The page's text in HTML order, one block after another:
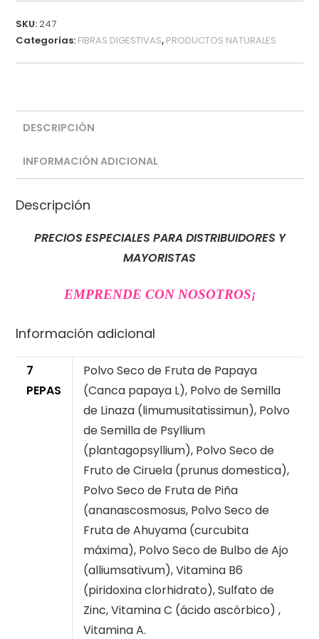
SKU:247
Categorías: FIBRAS DIGESTIVAS, PRODUCTOS NATURALES
DESCRIPCIÓN
INFORMACIÓN ADICIONAL
Descripción
PRECIOS ESPECIALES PARA DISTRIBUIDORES Y
MAYORISTAS
EMPRENDE CON NOSOTROS¡
Información adicional
7
PEPAS
Polvo Seco de Fruta de Papaya
(Canca papaya L), Polvo de Semilla
de Linaza (limumusitatissimun), Polvo
de Semilla de Psyllium
(plantagopsyllium), Polvo Seco de
Fruto de Ciruela (prunus domestica),
Polvo Seco de Fruta de Piña
(ananascosmosus, Polvo Seco de
Fruta de Ahuyama (curcubita
máxima), Polvo Seco de Bulbo de Ajo
(alliumsativum), Vitamina B6
(piridoxina clorhidrato), Sulfato de
Zinc, Vitamina C (ácido ascórbico) ,
Vitamina A.